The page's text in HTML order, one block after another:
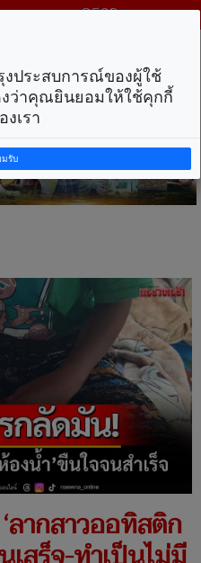
าคม พ.ศ. 2569
ากสาวออทิสติก
งประสบการณ์ของผู้ใช้
งว่าคุณยินยอมให้ใช้คุกกี้
เรา
มรับ